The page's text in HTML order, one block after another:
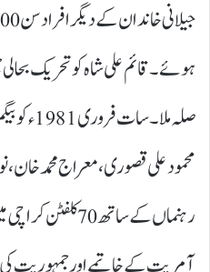
ہوئے۔ قائم علی شاہ کو تحریک
صلہ
محمود علی قصوری، معراج محمد خان،
رہنماں کے ساتھ